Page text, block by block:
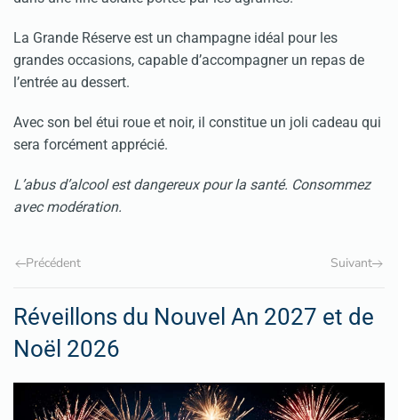
La Grande Réserve est un champagne idéal pour les
grandes occasions, capable d’accompagner un repas de
l’entrée au dessert.
Avec son bel étui roue et noir, il constitue un joli cadeau qui
sera forcément apprécié.
L’abus d’alcool est dangereux pour la santé. Consommez
avec modération.
Précédent Suivant
Réveillons du Nouvel An 2027 et de
Noël 2026